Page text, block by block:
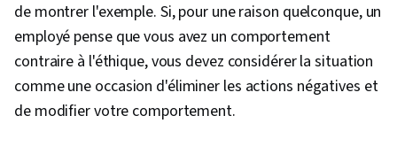
de montrer l'exemple. Si, pour une raison quelconque, un
employé pense que vous avez un comportement
contraire à l'éthique, vous devez considérer la situation
comme une occasion d'éliminer les actions négatives et
de modifier votre comportement.